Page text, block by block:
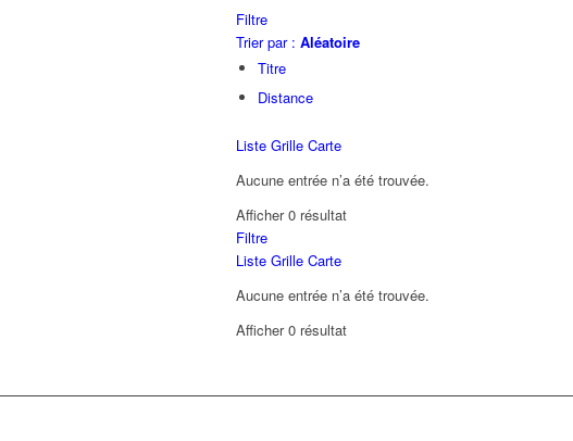
Filtre
Trier par : Aléatoire
Titre
Distance
Liste Grille Carte
Aucune entrée n’a été trouvée.
Afficher 0 résultat
Filtre
Liste Grille Carte
Aucune entrée n’a été trouvée.
Afficher 0 résultat